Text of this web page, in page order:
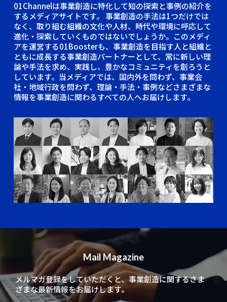
01Channelは事業創造に特化して知の探索と事例の紹介を
するメディアサイトです。 事業創造の手法は1つだけでは
なく、取り組む組織の文化や人材、時代や環境に呼応して
進化・探索していくものではないでしょうか。このメディ
アを運営する01Boosterも、事業創造を目指す人と組織と
ともに成長する事業創造パートナーとして、常に新しい理
論や手法を求め、実践し、豊かなコミュニティを創ろうと
しています。当メディアでは、国内外を問わず、事業会
社・地域行政を問わず、理論・手法・事例などさまざまな
情報を事業創造に関わるすべての人へお届けします。
Mail Magazine
メルマガ登録をしていただくと、事業創造に関するさま
ざまな最新情報をお届けします。